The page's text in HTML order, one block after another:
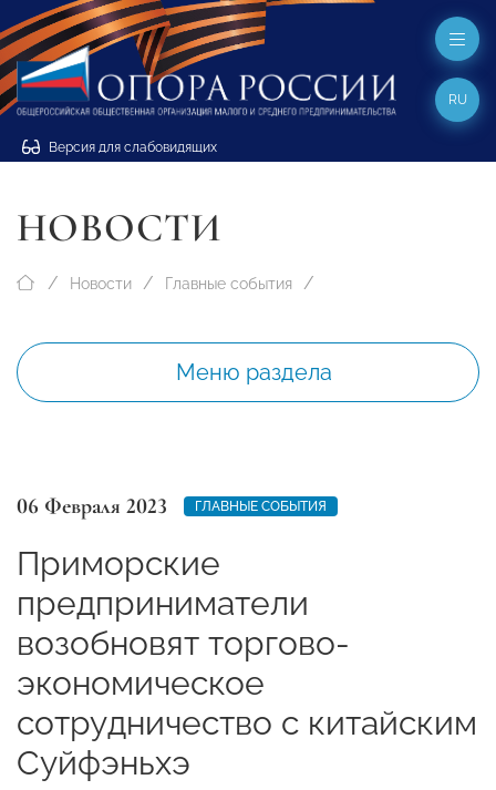
Версия для слабовидящих
RU
НОВОСТИ
Новости Главные события
Меню раздела
06 Февраля 2023 ГЛАВНЫЕ СОБЫТИЯ
Приморские
предприниматели
возобновят торгово-
экономическое
сотрудничество с китайским
Суйфэньхэ